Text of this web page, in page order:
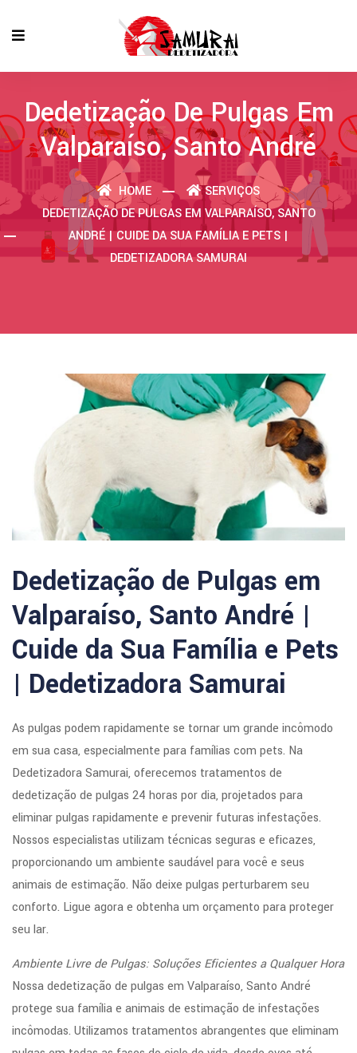
Dedetização De Pulgas Em
Valparaíso, Santo André
HOME
SERVIÇOS
DEDETIZAÇÃO DE PULGAS EM VALPARAÍSO, SANTO
ANDRÉ | CUIDE DA SUA FAMÍLIA E PETS |
DEDETIZADORA SAMURAI
Dedetização de Pulgas em
Valparaíso, Santo André |
Cuide da Sua Família e Pets
| Dedetizadora Samurai
As pulgas podem rapidamente se tornar um grande incômodo
em sua casa, especialmente para famílias com pets. Na
Dedetizadora Samurai, oferecemos tratamentos de
dedetização de pulgas 24 horas por dia, projetados para
eliminar pulgas rapidamente e prevenir futuras infestações.
Nossos especialistas utilizam técnicas seguras e eficazes,
proporcionando um ambiente saudável para você e seus
animais de estimação. Não deixe pulgas perturbarem seu
conforto. Ligue agora e obtenha um orçamento para proteger
seu lar.
Ambiente Livre de Pulgas: Soluções Eficientes a Qualquer Hora
Nossa dedetização de pulgas em Valparaíso, Santo André
protege sua família e animais de estimação de infestações
incômodas. Utilizamos tratamentos abrangentes que eliminam